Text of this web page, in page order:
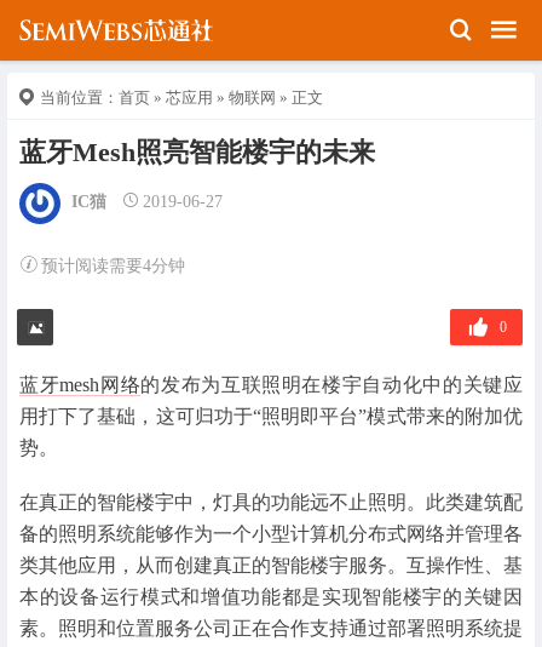
当前位置： 首页 » 芯应用 » 物联网 » 正文
蓝牙Mesh照亮智能楼宇的未来
IC猫 2019-06-27
预计阅读需要4分钟
0
蓝牙mesh网络的发布为互联照明在楼宇自动化中的关键应
用打下了基础，这可归功于“照明即平台”模式带来的附加优
势。
在真正的智能楼宇中，灯具的功能远不止照明。此类建筑配
备的照明系统能够作为一个小型计算机分布式网络并管理各
类其他应用，从而创建真正的智能楼宇服务。互操作性、基
本的设备运行模式和增值功能都是实现智能楼宇的关键因
素。照明和位置服务公司正在合作支持通过部署照明系统提